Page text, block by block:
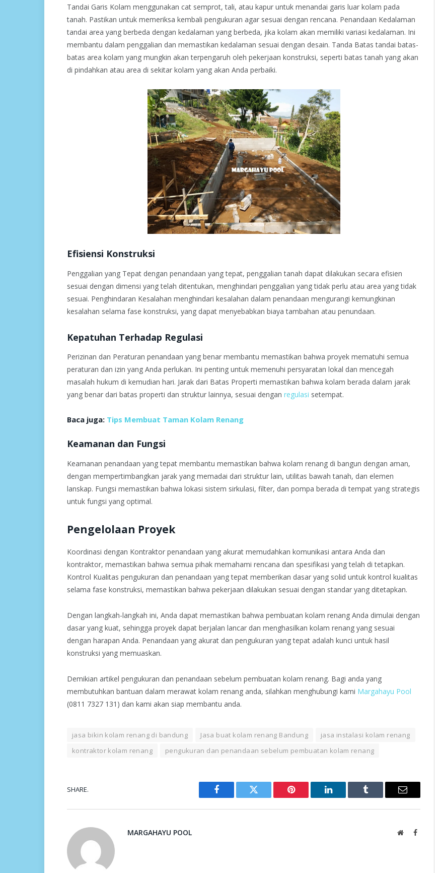
Tandai Garis Kolam menggunakan cat semprot, tali, atau kapur untuk menandai garis luar kolam pada
tanah. Pastikan untuk memeriksa kembali pengukuran agar sesuai dengan rencana. Penandaan Kedalaman
tandai area yang berbeda dengan kedalaman yang berbeda, jika kolam akan memiliki variasi kedalaman. Ini
membantu dalam penggalian dan memastikan kedalaman sesuai dengan desain. Tanda Batas tandai batas-
batas area kolam yang mungkin akan terpengaruh oleh pekerjaan konstruksi, seperti batas tanah yang akan
di pindahkan atau area di sekitar kolam yang akan Anda perbaiki.
Efisiensi Konstruksi
Penggalian yang Tepat dengan penandaan yang tepat, penggalian tanah dapat dilakukan secara efisien
sesuai dengan dimensi yang telah ditentukan, menghindari penggalian yang tidak perlu atau area yang tidak
sesuai. Penghindaran Kesalahan menghindari kesalahan dalam penandaan mengurangi kemungkinan
kesalahan selama fase konstruksi, yang dapat menyebabkan biaya tambahan atau penundaan.
Kepatuhan Terhadap Regulasi
Perizinan dan Peraturan penandaan yang benar membantu memastikan bahwa proyek mematuhi semua
peraturan dan izin yang Anda perlukan. Ini penting untuk memenuhi persyaratan lokal dan mencegah
masalah hukum di kemudian hari. Jarak dari Batas Properti memastikan bahwa kolam berada dalam jarak
yang benar dari batas properti dan struktur lainnya, sesuai dengan regulasi setempat.
Baca juga: Tips Membuat Taman Kolam Renang
Keamanan dan Fungsi
Keamanan penandaan yang tepat membantu memastikan bahwa kolam renang di bangun dengan aman,
dengan mempertimbangkan jarak yang memadai dari struktur lain, utilitas bawah tanah, dan elemen
lanskap. Fungsi memastikan bahwa lokasi sistem sirkulasi, filter, dan pompa berada di tempat yang strategis
untuk fungsi yang optimal.
Pengelolaan Proyek
Koordinasi dengan Kontraktor penandaan yang akurat memudahkan komunikasi antara Anda dan
kontraktor, memastikan bahwa semua pihak memahami rencana dan spesifikasi yang telah di tetapkan.
Kontrol Kualitas pengukuran dan penandaan yang tepat memberikan dasar yang solid untuk kontrol kualitas
selama fase konstruksi, memastikan bahwa pekerjaan dilakukan sesuai dengan standar yang ditetapkan.
Dengan langkah-langkah ini, Anda dapat memastikan bahwa pembuatan kolam renang Anda dimulai dengan
dasar yang kuat, sehingga proyek dapat berjalan lancar dan menghasilkan kolam renang yang sesuai
dengan harapan Anda. Penandaan yang akurat dan pengukuran yang tepat adalah kunci untuk hasil
konstruksi yang memuaskan.
Demikian artikel pengukuran dan penandaan sebelum pembuatan kolam renang. Bagi anda yang
membutuhkan bantuan dalam merawat kolam renang anda, silahkan menghubungi kami Margahayu Pool
(0811 7327 131) dan kami akan siap membantu anda.
jasa bikin kolam renang di bandung Jasa buat kolam renang Bandung
jasa instalasi kolam renang
kontraktor kolam renang
pengukuran dan penandaan sebelum pembuatan kolam renang
SHARE.
Facebook Twitter Pinterest LinkedIn Tumblr Email
MARGAHAYU POOL WebsiteFacebook